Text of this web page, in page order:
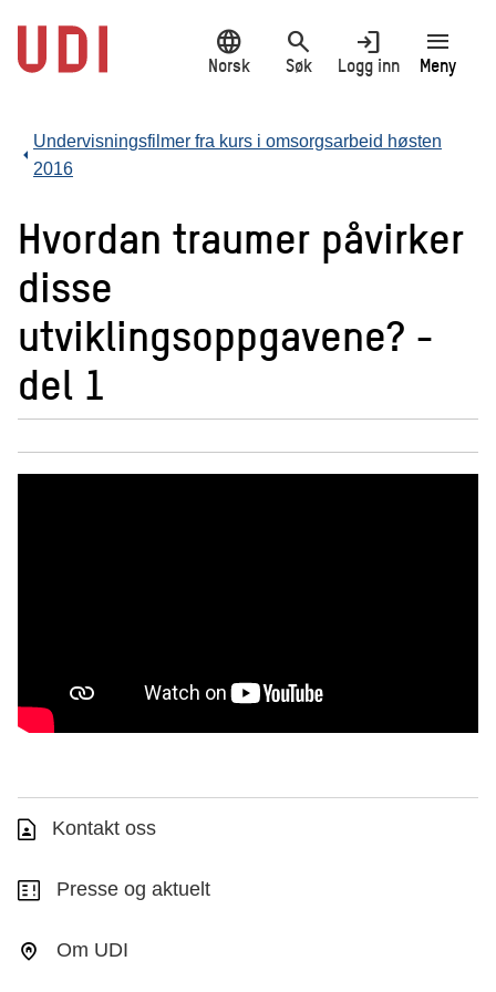
hovedinnhold
language
Norsk
search
Søk
login
Logg inn
menu
Meny
Undervisningsfilmer fra kurs i omsorgsarbeid høsten
2016
Hvordan traumer påvirker
disse
utviklingsoppgavene? -
del 1
Kontakt oss
Presse og aktuelt
Om UDI